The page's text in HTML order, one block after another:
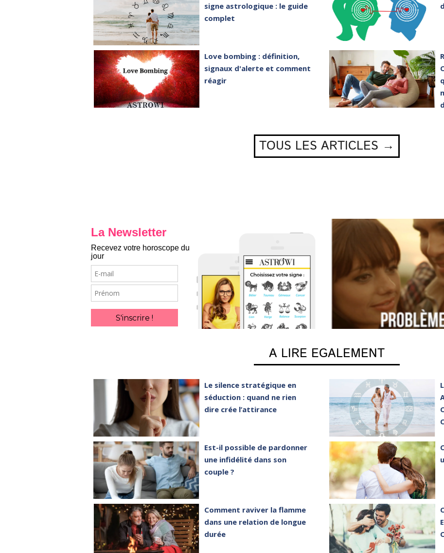
signe astrologique : le guide
complet
Love bombing : définition,
signaux d'alerte et comment
réagir
TOUS LES ARTICLES →
La Newsletter
Recevez votre horoscope du
jour
E-
mail
Prénom
S'inscrire !
A LIRE EGALEMENT
Le silence stratégique en
séduction : quand ne rien
dire crée l’attirance
Est-il possible de pardonner
une infidélité dans son
couple ?
Comment raviver la flamme
dans une relation de longue
durée